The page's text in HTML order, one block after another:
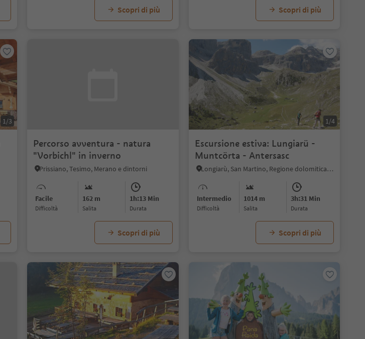
Scopri di più Scopri di più
1/3
Percorso avventura - natura
"Vorbichl" in inverno
Prissiano, Tesimo, Merano e dintorni
Facile
Difficoltà
162 m
Salita
1h:13 Min
durata
Scopri di più
1/4
Escursione estiva: Lungiarü -
Muntcörta - Antersasc
Longiarù, San Martino, Regione dolomitica Plan de Corones
Intermedio
Difficoltà
1014 m
Salita
3h:31 Min
durata
Scopri di più